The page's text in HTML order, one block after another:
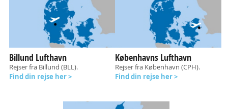
Billund Lufthavn
Rejser fra Billund (BLL).
Find din rejse her >
Københavns Lufthavn
Rejser fra København (CPH).
Find din rejse her >